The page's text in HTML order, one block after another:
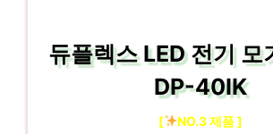
듀플렉스 LED 전기 모
DP-40IK
[ NO.3 제품 ]